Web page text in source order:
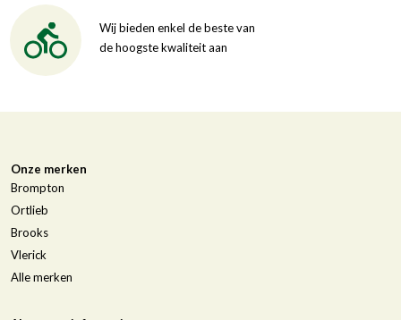
Wij bieden enkel de beste van
de hoogste kwaliteit aan
Onze merken
Brompton
Ortlieb
Brooks
Vlerick
Alle merken